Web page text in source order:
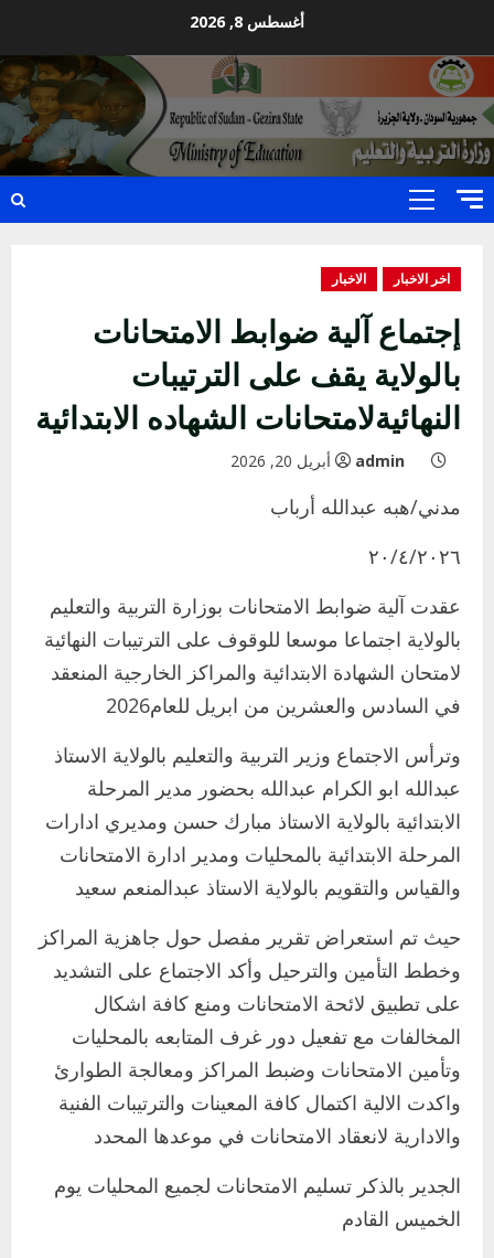
content
أغسطس 8, 2026
Primary
اخر الاخبار الاخبار
إجتماع آلية ضوابط الامتحانات
بالولاية يقف على الترتيبات
النهائيةلامتحانات الشهاده الابتدائية
admin أبريل 20, 2026
مدني/هبه عبدالله أرباب
٢٠/٤/٢٠٢٦
عقدت آلية ضوابط الامتحانات بوزارة التربية والتعليم
بالولاية اجتماعا موسعا للوقوف على الترتيبات النهائية
لامتحان الشهادة الابتدائية والمراكز الخارجية المنعقد
في السادس والعشرين من ابريل للعام2026
وترأس الاجتماع وزير التربية والتعليم بالولاية الاستاذ
عبدالله ابو الكرام عبدالله بحضور مدير المرحلة
الابتدائية بالولاية الاستاذ مبارك حسن ومديري ادارات
المرحلة الابتدائية بالمحليات ومدير ادارة الامتحانات
والقياس والتقويم بالولاية الاستاذ عبدالمنعم سعيد
حيث تم استعراض تقرير مفصل حول جاهزية المراكز
وخطط التأمين والترحيل وأكد الاجتماع على التشديد
على تطبيق لائحة الامتحانات ومنع كافة اشكال
المخالفات مع تفعيل دور غرف المتابعه بالمحليات
وتأمين الامتحانات وضبط المراكز ومعالجة الطوارئ
واكدت الالية اكتمال كافة المعينات والترتيبات الفنية
والادارية لانعقاد الامتحانات في موعدها المحدد
الجدير بالذكر تسليم الامتحانات لجميع المحليات يوم
الخميس القادم
2
اخر الاخبار
التعليم الخاص بمحلية ودمدني الكبرى
يعلن تخفيض الرسوم الدراسية لهذا العام
بنسبة15%
أغسطس 3, 2026
3
اخر الاخبار
وزير التربية والتعليم بالولاية يدشن ورشة
تأهيل معلمي مادة اللغة الإنجليزية بمحلية
ودمدني الكبرى
أغسطس 3, 2026
اخر الاخبار الاخبار